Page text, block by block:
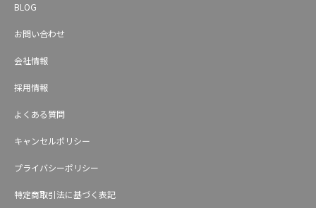
BLOG
お問い合わせ
会社情報
採用情報
よくある質問
キャンセルポリシー
プライバシーポリシー
特定商取引法に基づく表記